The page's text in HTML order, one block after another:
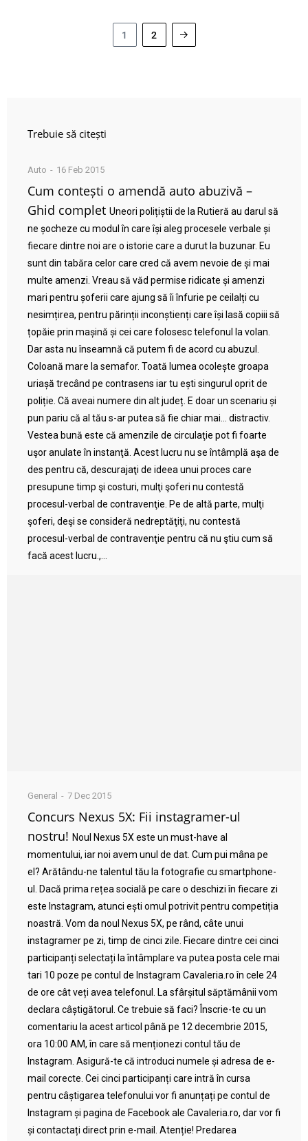
1 2
Trebuie să citești
Auto 16 Feb 2015
Cum contești o amendă auto abuzivă –
Ghid complet Uneori polițiștii de la Rutieră au darul să
ne șocheze cu modul în care își aleg procesele verbale și
fiecare dintre noi are o istorie care a durut la buzunar. Eu
sunt din tabăra celor care cred că avem nevoie de și mai
multe amenzi. Vreau să văd permise ridicate și amenzi
mari pentru șoferii care ajung să îi înfurie pe ceilalți cu
nesimțirea, pentru părinții inconștienți care își lasă copiii să
țopăie prin mașină și cei care folosesc telefonul la volan.
Dar asta nu înseamnă că putem fi de acord cu abuzul.
Coloană mare la semafor. Toată lumea ocolește groapa
uriașă trecând pe contrasens iar tu ești singurul oprit de
poliție. Că aveai numere din alt județ. E doar un scenariu și
pun pariu că al tău s-ar putea să fie chiar mai… distractiv.
Vestea bună este că amenzile de circulaţie pot fi foarte
uşor anulate în instanţă. Acest lucru nu se întâmplă aşa de
des pentru că, descurajaţi de ideea unui proces care
presupune timp şi costuri, mulţi şoferi nu contestă
procesul-verbal de contravenţie. Pe de altă parte, mulţi
şoferi, deşi se consideră nedreptăţiţi, nu contestă
procesul-verbal de contravenţie pentru că nu ştiu cum să
facă acest lucru.,...
General 7 Dec 2015
Concurs Nexus 5X: Fii instagramer-ul
nostru! Noul Nexus 5X este un must-have al
momentului, iar noi avem unul de dat. Cum pui mâna pe
el? Arătându-ne talentul tău la fotografie cu smartphone-
ul. Dacă prima rețea socială pe care o deschizi în fiecare zi
este Instagram, atunci ești omul potrivit pentru competiția
noastră. Vom da noul Nexus 5X, pe rând, câte unui
instagramer pe zi, timp de cinci zile. Fiecare dintre cei cinci
participanți selectați la întâmplare va putea posta cele mai
tari 10 poze pe contul de Instagram Cavaleria.ro în cele 24
de ore cât veți avea telefonul. La sfârșitul săptămânii vom
declara câștigătorul. Ce trebuie să faci? Înscrie-te cu un
comentariu la acest articol până pe 12 decembrie 2015,
ora 10:00 AM, în care să menționezi contul tău de
Instagram. Asigură-te că introduci numele și adresa de e-
mail corecte. Cei cinci participanți care intră în cursa
pentru câștigarea telefonului vor fi anunțați pe contul de
Instagram și pagina de Facebook ale Cavaleria.ro, dar vor fi
și contactați direct prin e-mail. Atenție! Predarea